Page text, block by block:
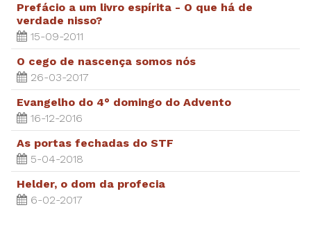
Prefácio a um livro espírita - O que há de
verdade nisso?
15-09-2011
O cego de nascença somos nós
26-03-2017
Evangelho do 4° domingo do Advento
16-12-2016
As portas fechadas do STF
5-04-2018
Helder, o dom da profecia
6-02-2017